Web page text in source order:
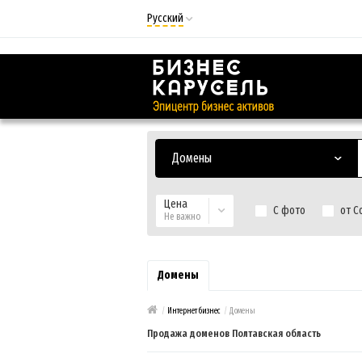
Русский
Русский
Українська
Домены
Цена
Не важно С фото от
Домены
/ Интернет бизнес / Домены
Продажа доменов Полтавская область